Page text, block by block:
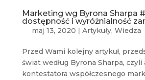
Marketing wg Byrona Sharpa
dostępność i wyróżnialność
maj 13, 2020 | Artykuły, Wiedza
Przed Wami kolejny artykuł,
świat według Byrona Sharpa,
kontestatora współczesnego